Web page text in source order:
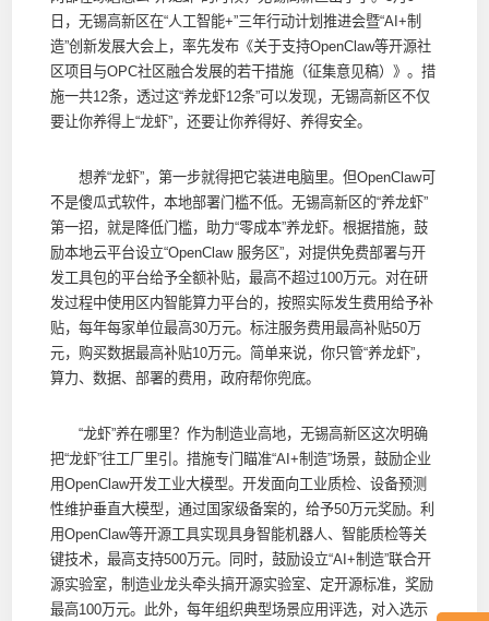
日，无锡高新区在“人工智能+”三年行动计划推进会暨“AI+制
造”创新发展大会上，率先发布《关于支持OpenClaw等开源社
区项目与OPC社区融合发展的若干措施（征集意见稿）》。措
施一共12条，透过这“养龙虾12条”可以发现，无锡高新区不仅
要让你养得上“龙虾”，还要让你养得好、养得安全。
想养“龙虾”，第一步就得把它装进电脑里。但OpenClaw可
不是傻瓜式软件，本地部署门槛不低。无锡高新区的“养龙虾”
第一招，就是降低门槛，助力“零成本”养龙虾。根据措施，鼓
励本地云平台设立“OpenClaw 服务区”，对提供免费部署与开
发工具包的平台给予全额补贴，最高不超过100万元。对在研
发过程中使用区内智能算力平台的，按照实际发生费用给予补
贴，每年每家单位最高30万元。标注服务费用最高补贴50万
元，购买数据最高补贴10万元。简单来说，你只管“养龙虾”，
算力、数据、部署的费用，政府帮你兜底。
“龙虾”养在哪里？作为制造业高地，无锡高新区这次明确
把“龙虾”往工厂里引。措施专门瞄准“AI+制造”场景，鼓励企业
用OpenClaw开发工业大模型。开发面向工业质检、设备预测
性维护垂直大模型，通过国家级备案的，给予50万元奖励。利
用OpenClaw等开源工具实现具身智能机器人、智能质检等关
键技术，最高支持500万元。同时，鼓励设立“AI+制造”联合开
源实验室，制造业龙头牵头搞开源实验室、定开源标准，奖励
最高100万元。此外，每年组织典型场景应用评选，对入选示